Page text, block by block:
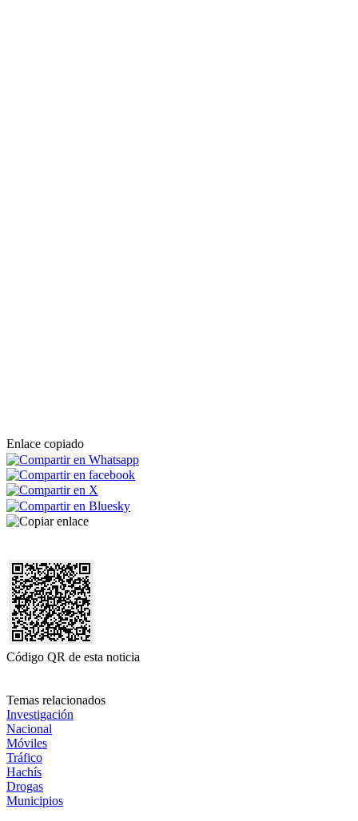
Enlace copiado
Código QR de esta noticia
Temas relacionados
Investigación
Nacional
Móviles
Tráfico
Hachís
Drogas
Municipios